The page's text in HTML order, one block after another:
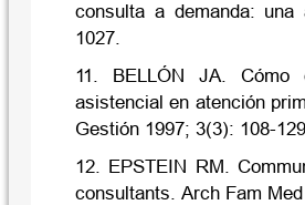
consulta a demanda:
1027.
11. BELLÓN JA.
asistencial en atención
Gestión 1997; 3(3): 108-
12. EPSTEIN RM.
consultants. Arch Fam